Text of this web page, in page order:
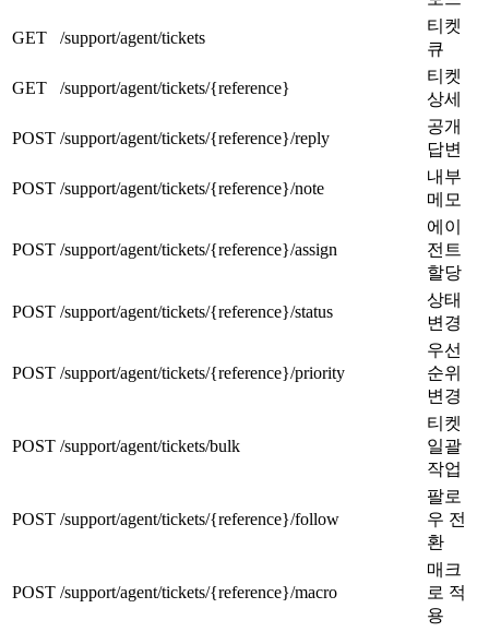
GET /support/agent/tickets
티켓
큐
GET /support/agent/tickets/{reference}
티켓
상세
POST /support/agent/tickets/{reference}/reply
공개
답변
POST /support/agent/tickets/{reference}/note
내부
메모
POST /support/agent/tickets/{reference}/assign
에이
전트
할당
POST /support/agent/tickets/{reference}/status
상태
변경
POST /support/agent/tickets/{reference}/priority
우선
순위
변경
POST /support/agent/tickets/bulk
티켓
일괄
작업
POST /support/agent/tickets/{reference}/follow
팔로
우 전
환
POST /support/agent/tickets/{reference}/macro
매크
로 적
용